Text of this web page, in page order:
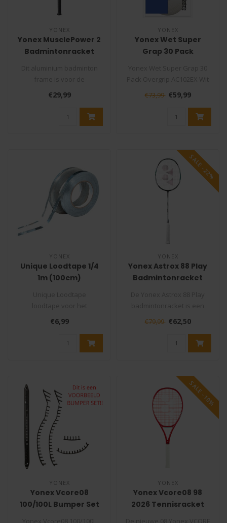
YONEX
Yonex MusclePower 2
Badmintonracket
beginnende (jeugd) speler.
Dit racket i..
€29,99
YONEX
Yonex Wet Super
Grap 30 Pack
De Yonex Super Grap is één
€73,99 €59,99
YONEX
Unique Loodtape 1/4
1m (100cm)
verzwaren van het racket.
Zelfklevend loodtap..
€6,99
SALE -22%
YONEX
Yonex Astrox 88 Play
Badmintonracket
perfect badmintonracket
voor de b..
€79,99 €62,50
YONEX
Yonex Vcore08
100/100L Bumper Set
SALE -10%
YONEX
Yonex Vcore08 98
2026 Tennisracket